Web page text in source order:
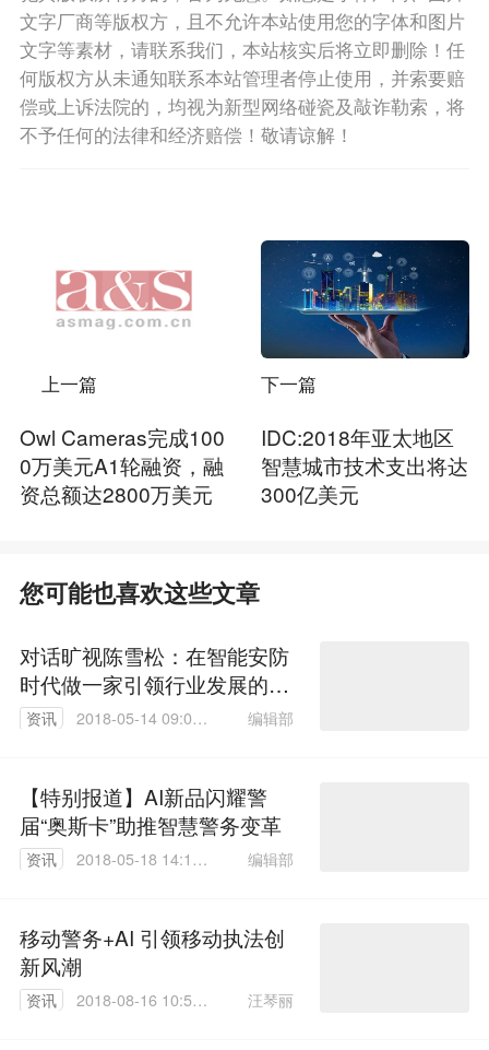
文字厂商等版权方，且不允许本站使用您的字体和图片
文字等素材，请联系我们，本站核实后将立即删除！任
何版权方从未通知联系本站管理者停止使用，并索要赔
偿或上诉法院的，均视为新型网络碰瓷及敲诈勒索，将
不予任何的法律和经济赔偿！敬请谅解！
上一篇
Owl Cameras完成100
0万美元A1轮融资，融
资总额达2800万美元
下一篇
IDC:2018年亚太地区
智慧城市技术支出将达
300亿美元
您可能也喜欢这些文章
对话旷视陈雪松：在智能安防
时代做一家引领行业发展的安
防企业
资讯
2018-05-14 09:00:
编辑部
【特别报道】AI新品闪耀警
届“奥斯卡”助推智慧警务变革
资讯
2018-05-18 14:17:
编辑部
移动警务+AI 引领移动执法创
新风潮
资讯
2018-08-16 10:56:
汪琴丽